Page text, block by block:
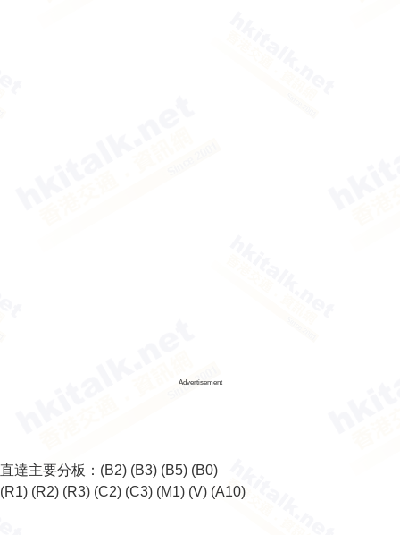
Advertisement
直達主要分板： (B2) (B3) (B5) (B0)
(R1) (R2) (R3) (C2) (C3) (M1) (V) (A10)